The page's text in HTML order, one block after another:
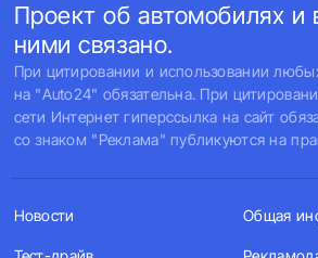
Проект об автомобилях и
ними связано.
При цитировании и использовании
на "Auto24" обязательна. При
сети Интернет гиперссылка на сайт
со знаком "Реклама" публикуются на
Новости Общая